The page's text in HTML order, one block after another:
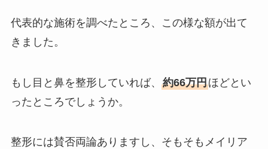
代表的な施術を調べたところ、この様な額が出て
きました。
もし目と鼻を整形していれば、 約66万円ほどとい
ったところでしょうか。
整形には賛否両論ありますし、そもそもメイリア